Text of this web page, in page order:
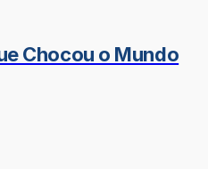
Chocou o Mundo